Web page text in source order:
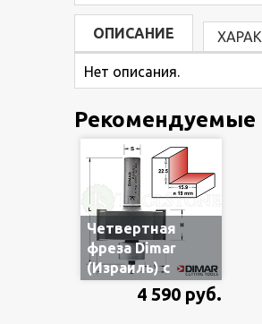
ОПИСАНИЕ
Нет описания.
Рекомендуемые
Четвертная
фреза Dimar
(Израиль) с
двойным4 590 руб.